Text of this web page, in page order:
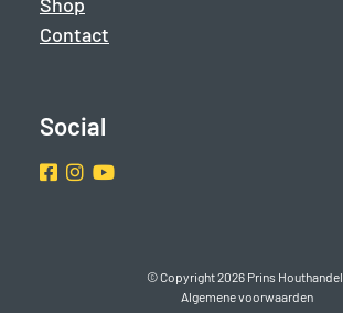
Contact
Social
Facebook
Instragram
Youtube
© Copyright 2026 Prins Houthandel
Algemene voorwaarden